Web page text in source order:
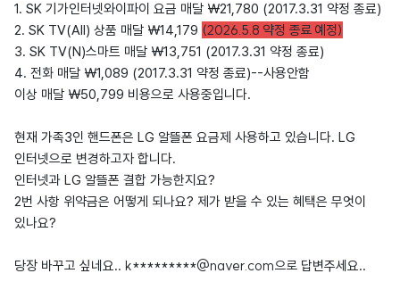
1. SK 기가인터넷와이파이 요금 매달 ￦21,780 (2017.3.31 약정 종료)
2. SK TV(All) 상품 매달 ￦14,179 (2026.5.8 약정 종료 예정)
3. SK TV(N)스마트 매달 ￦13,751 (2017.3.31 약정 종료)
4. 전화 매달 ￦1,089 (2017.3.31 약정 종료)--사용안함
이상 매달 ￦50,799 비용으로 사용중입니다.
현재 가족3인 핸드폰은 LG 알뜰폰 요금제 사용하고 있습니다. LG
인터넷으로 변경하고자 합니다.
인터넷과 LG 알뜰폰 결합 가능한지요?
2번 사항 위약금은 어떻게 되나요? 제가 받을 수 있는 혜택은 무엇이
있나요?
당장 바꾸고 싶네요.. k*********@naver.com으로 답변주세요..